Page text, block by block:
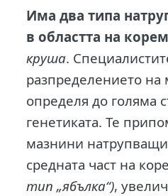
Има два типа
в областта на
круша.
разпределението на
определя до голяма
генетиката. Те
мазнини
средната част на
тип „ябълка“),